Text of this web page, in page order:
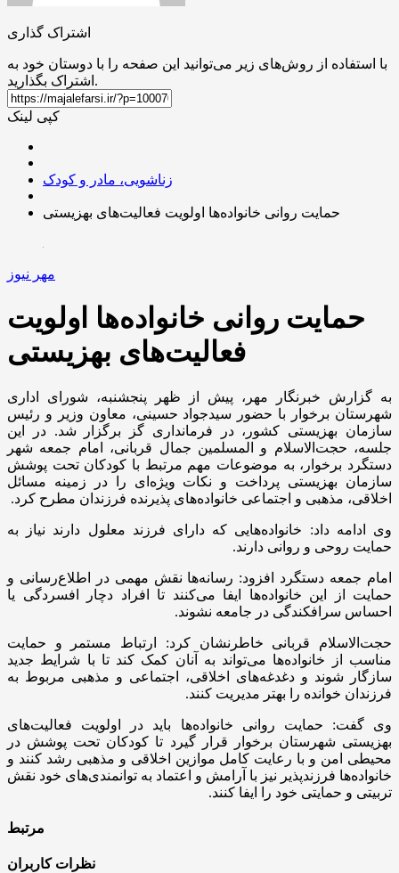
اشتراک گذاری
با استفاده از روش‌های زیر می‌توانید این صفحه را با دوستان خود به
اشتراک بگذارید.
کپی لینک
زناشویی، مادر و کودک
حمایت روانی خانواده‌ها اولویت فعالیت‌های بهزیستی
مهر نیوز
حمایت روانی خانواده‌ها اولویت
فعالیت‌های بهزیستی
به گزارش خبرنگار مهر، پیش از ظهر پنجشنبه، شورای اداری
شهرستان برخوار با حضور سیدجواد حسینی، معاون وزیر و رئیس
سازمان بهزیستی کشور، در فرمانداری گز برگزار شد. در این
جلسه، حجت‌الاسلام و المسلمین جمال قربانی، امام جمعه شهر
دستگرد برخوار، به موضوعات مهم مرتبط با کودکان تحت پوشش
سازمان بهزیستی پرداخت و نکات ویژه‌ای را در زمینه مسائل
اخلاقی، مذهبی و اجتماعی خانواده‌های پذیرنده فرزندان مطرح کرد.
وی ادامه داد: خانواده‌هایی که دارای فرزند معلول دارند نیاز به
حمایت روحی و روانی دارند.
امام جمعه دستگرد افزود: رسانه‌ها نقش مهمی در اطلاع‌رسانی و
حمایت از این خانواده‌ها ایفا می‌کنند تا افراد دچار افسردگی یا
احساس سرافکندگی در جامعه نشوند.
حجت‌الاسلام قربانی خاطرنشان کرد: ارتباط مستمر و حمایت
مناسب از خانواده‌ها می‌تواند به آنان کمک کند تا با شرایط جدید
سازگار شوند و دغدغه‌های اخلاقی، اجتماعی و مذهبی مربوط به
فرزندان خوانده را بهتر مدیریت کنند.
وی گفت: حمایت روانی خانواده‌ها باید در اولویت فعالیت‌های
بهزیستی شهرستان برخوار قرار گیرد تا کودکان تحت پوشش در
محیطی امن و با رعایت کامل موازین اخلاقی و مذهبی رشد کنند و
خانواده‌ها فرزندپذیر نیز با آرامش و اعتماد به توانمندی‌های خود نقش
تربیتی و حمایتی خود را ایفا کنند.
مرتبط
نظرات کاربران